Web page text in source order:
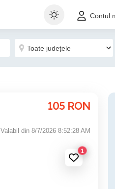
Contul
105 RON
Valabil din 8/7/2026 8:52:28 AM
1